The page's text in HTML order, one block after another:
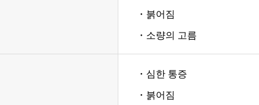
・붉어짐
・소량의 고름
・심한 통증
・붉어짐